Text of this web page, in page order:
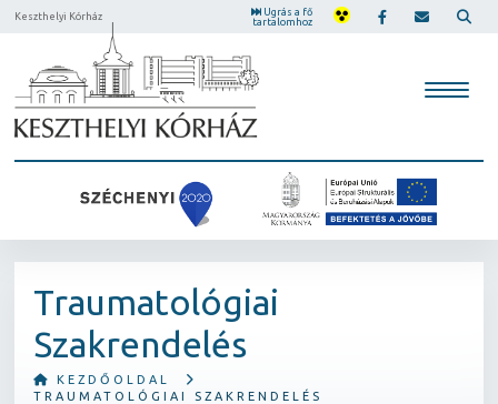
Keszthelyi Kórház
Ugrás a fő
tartalomhoz
Traumatológiai
Szakrendelés
KEZDŐOLDAL
TRAUMATOLÓGIAI SZAKRENDELÉS